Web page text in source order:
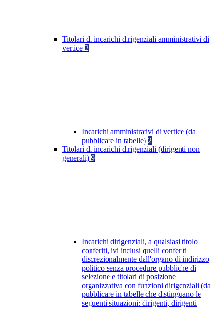
Titolari di incarichi dirigenziali amministrativi di
vertice 2
Incarichi amministrativi di vertice (da
pubblicare in tabelle) 2
Titolari di incarichi dirigenziali (dirigenti non
generali) 9
Incarichi dirigenziali, a qualsiasi titolo
conferiti, ivi inclusi quelli conferiti
discrezionalmente dall'organo di indirizzo
politico senza procedure pubbliche di
selezione e titolari di posizione
organizzativa con funzioni dirigenziali (da
pubblicare in tabelle che distinguano le
seguenti situazioni: dirigenti, dirigenti